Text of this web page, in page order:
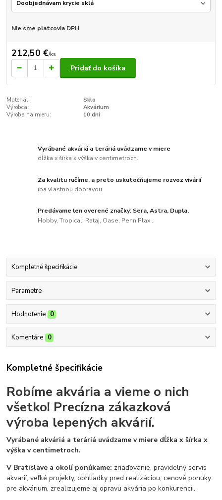
Nie sme platcovia DPH
212,50 €/ks
Pridať do košíka
Materiál:
Sklo
Výrobca:
Akvárium
Výroba na mieru:
10 dní
Vyrábané akváriá a teráriá uvádzame v miere
dĺžka x šírka x výška v centimetroch.
Za kvalitu ručíme, a preto uskutočňujeme rozvoz vivárií
iba vlastnou dopravou.
Predávame len overené značky: Sera, Astra, Dupla,
Hobby, Tropical, Rataj, Oase, Penn Plax...
Kompletné špecifikácie
Parametre
Hodnotenie 0
Komentáre 0
Kompletné špecifikácie
Robíme akvária a vieme o nich
všetko! Precízna zákazková
výroba lepených akvárií.
Vyrábané akváriá a teráriá uvádzame v miere dĺžka x šírka x
výška v centimetroch.
V Bratislave a okolí ponúkame: zriaďovanie, pravidelný servis
akvarií, veľké projekty, obhliadky pred realizáciou, cenové ponuky
pre akvárium, zrealizujeme aj opravu akvária po konkurencii.